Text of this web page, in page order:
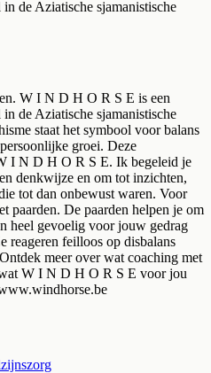
de Aziatische sjamanistische
W I N D H O R S E is een
de Aziatische sjamanistische
staat het symbool voor balans
groei. Deze
I N D H O R S E. Ik begeleid je
denkwijze en om tot inzichten,
tot dan onbewust waren. Voor
paarden. De paarden helpen je om
heel gevoelig voor jouw gedrag
reageren feilloos op disbalans
meer over wat coaching met
W I N D H O R S E voor jou